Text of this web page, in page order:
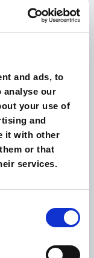
and ads, to
analyse our
your use of
and
it with other
or that
services.